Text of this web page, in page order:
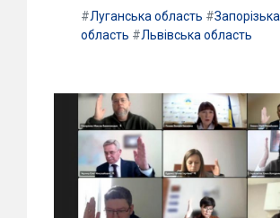
#Луганська область #Запорізька
область #Львівська область